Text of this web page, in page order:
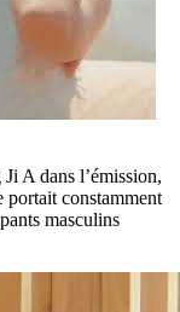
A dans l’émission,
portait constamment
masculins